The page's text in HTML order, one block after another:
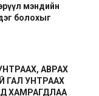
мэндийн
болохыг
АВРАХ
ГАЛ УНТРААХ
ХАМРАГДЛАА